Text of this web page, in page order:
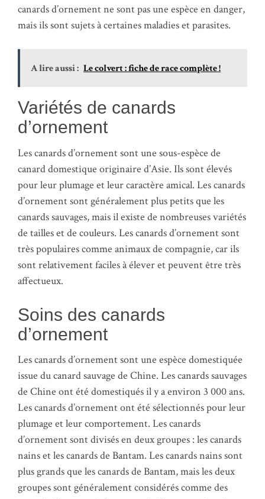
canards d’ornement ne sont pas une espèce en danger,
mais ils sont sujets à certaines maladies et parasites.
A lire aussi : Le colvert : fiche de race complète !
Variétés de canards
d’ornement
Les canards d’ornement sont une sous-espèce de
canard domestique originaire d’Asie. Ils sont élevés
pour leur plumage et leur caractère amical. Les canards
d’ornement sont généralement plus petits que les
canards sauvages, mais il existe de nombreuses variétés
de tailles et de couleurs. Les canards d’ornement sont
très populaires comme animaux de compagnie, car ils
sont relativement faciles à élever et peuvent être très
affectueux.
Soins des canards
d’ornement
Les canards d’ornement sont une espèce domestiquée
issue du canard sauvage de Chine. Les canards sauvages
de Chine ont été domestiqués il y a environ 3 000 ans.
Les canards d’ornement ont été sélectionnés pour leur
plumage et leur comportement. Les canards
d’ornement sont divisés en deux groupes : les canards
nains et les canards de Bantam. Les canards nains sont
plus grands que les canards de Bantam, mais les deux
groupes sont généralement considérés comme des